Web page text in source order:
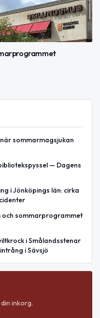
sommarmagsjukan
— Dagens
i Jönköpings län: cirka
och sommarprogrammet
i Smålandsstenar
i Sävsjö
inkorg.